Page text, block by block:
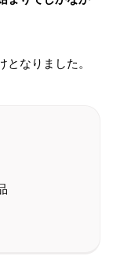
なりました。